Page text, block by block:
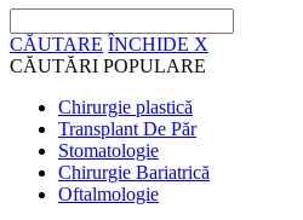
CĂUTARE ÎNCHIDE X
CĂUTĂRI POPULARE
Chirurgie plastică
Transplant De Păr
Stomatologie
Chirurgie Bariatrică
Oftalmologie